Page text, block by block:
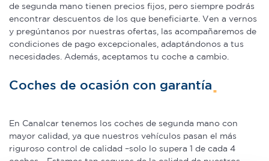
de segunda mano tienen precios fijos, pero siempre podrás
encontrar descuentos de los que beneficiarte. Ven a vernos
y pregúntanos por nuestras ofertas, las acompañaremos de
condiciones de pago excepcionales, adaptándonos a tus
necesidades. Además, aceptamos tu coche a cambio.
Coches de ocasión con garantía
En Canalcar tenemos los coches de segunda mano con
mayor calidad, ya que nuestros vehículos pasan el más
riguroso control de calidad –solo lo supera 1 de cada 4